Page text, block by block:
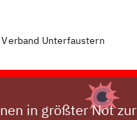
Unterfaustern
in größter Not zur